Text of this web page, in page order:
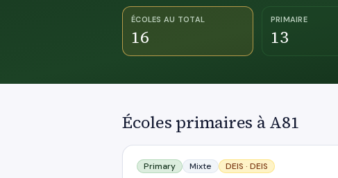
ÉCOLES AU TOTAL
16
PRIMAIRE
13
Écoles primaires à A81
Blackstaff NS
Primary Mixte DEIS · DEIS